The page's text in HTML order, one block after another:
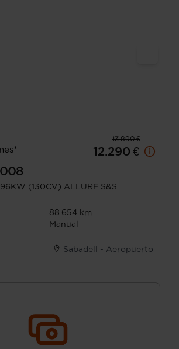
13.890 €
12.290 €
96KW (130CV) ALLURE S&S
88.654 km
Manual
Sabadell - Aeropuerto